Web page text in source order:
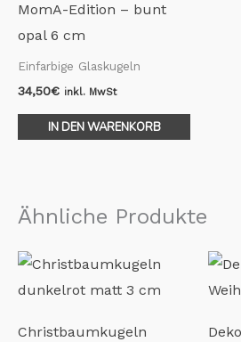
MomA-Edition – bunt
opal 6 cm
Einfarbige Glaskugeln
34,50€ inkl. MwSt
IN DEN WARENKORB
Ähnliche Produkte
Christbaumkugeln